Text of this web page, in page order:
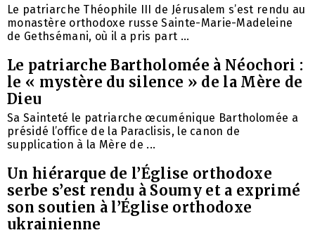
Le patriarche Théophile III de Jérusalem s’est rendu au
monastère orthodoxe russe Sainte-Marie-Madeleine
de Gethsémani, où il a pris part ...
Le patriarche Bartholomée à Néochori :
le « mystère du silence » de la Mère de
Dieu
Sa Sainteté le patriarche œcuménique Bartholomée a
présidé l’office de la Paraclisis, le canon de
supplication à la Mère de ...
Un hiérarque de l’Église orthodoxe
serbe s’est rendu à Soumy et a exprimé
son soutien à l’Église orthodoxe
ukrainienne